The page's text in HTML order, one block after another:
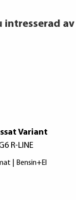
intresserad av
Variant
R-LINE
| Bensin+El